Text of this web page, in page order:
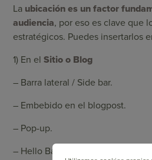
La ubicación es un factor
audiencia, por eso es clave que
estratégicos. Puedes insertarlos
1) En elSitio o Blog
– Barra lateral / Side bar.
– Embebido en el blogpost.
– Pop-up.
– Hello Bar.